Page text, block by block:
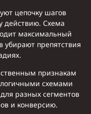
цепочку шагов
действию. Схема
максимальный
убирают препятствия
признакам
схемами
разных сегментов
и конверсию.